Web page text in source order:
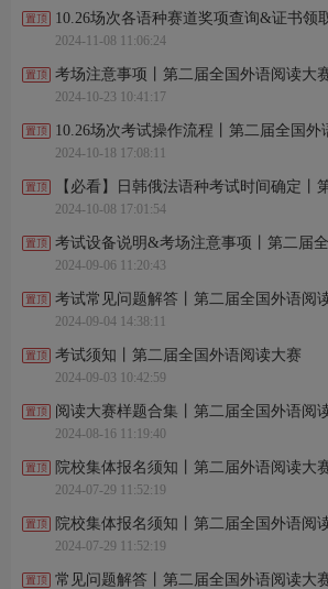
2024-11-08 11:06:24
考场注意事项丨第二届全国外语阅读大
2024-10-23 10:41:17
10.26场次考试操作流程丨第二届全国外
2024-10-18 17:08:11
2024-10-08 17:01:54
考试设备说明&考场注意事项丨第二届
2024-09-06 11:20:43
考试常见问题解答丨第二届全国外语阅
2024-09-04 14:38:11
考试须知丨第二届全国外语阅读大赛
2024-09-03 10:42:59
阅读大赛样题合集丨第二届全国外语阅
2024-08-16 11:19:40
院校集体报名须知丨第二届外语阅读大
2024-07-29 11:52:19
院校集体报名须知丨第二届全国外语阅
2024-07-29 11:52:19
常见问题解答丨第二届全国外语阅读大